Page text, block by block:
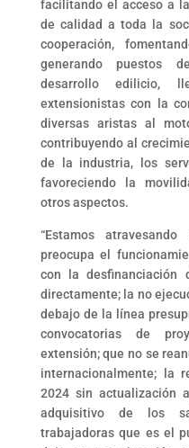
facilitando el acceso a
de calidad a toda la
cooperación,
generando puestos
desarrollo edilicio,
extensionistas con la
diversas aristas al
contribuyendo al
de la industria, los
favoreciendo la
otros aspectos.
“Estamos
preocupa el
con la desfinanciación
directamente; la no
debajo de la línea
convocatorias de
extensión; que no se
internacionalmente; la
2024 sin actualización
adquisitivo de los
trabajadoras que es el